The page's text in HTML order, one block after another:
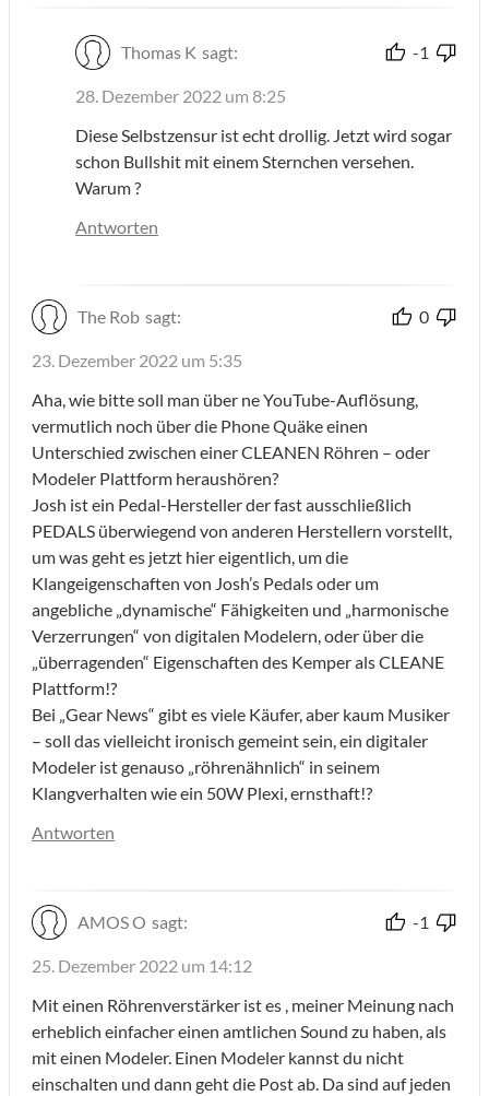
Thomas K sagt: -1
28. Dezember 2022 um 8:25
Diese Selbstzensur ist echt drollig. Jetzt wird sogar
schon Bullshit mit einem Sternchen versehen.
Warum ?
Antworten
The Rob sagt: 0
23. Dezember 2022 um 5:35
Aha, wie bitte soll man über ne YouTube-Auflösung,
vermutlich noch über die Phone Quäke einen
Unterschied zwischen einer CLEANEN Röhren – oder
Modeler Plattform heraushören?
Josh ist ein Pedal-Hersteller der fast ausschließlich
PEDALS überwiegend von anderen Herstellern vorstellt,
um was geht es jetzt hier eigentlich, um die
Klangeigenschaften von Josh’s Pedals oder um
angebliche „dynamische“ Fähigkeiten und „harmonische
Verzerrungen“ von digitalen Modelern, oder über die
„überragenden“ Eigenschaften des Kemper als CLEANE
Plattform!?
Bei „Gear News“ gibt es viele Käufer, aber kaum Musiker
– soll das vielleicht ironisch gemeint sein, ein digitaler
Modeler ist genauso „röhrenähnlich“ in seinem
Klangverhalten wie ein 50W Plexi, ernsthaft!?
Antworten
AMOS O sagt: -1
25. Dezember 2022 um 14:12
Mit einen Röhrenverstärker ist es , meiner Meinung nach
erheblich einfacher einen amtlichen Sound zu haben, als
mit einen Modeler. Einen Modeler kannst du nicht
einschalten und dann geht die Post ab. Da sind auf jeden